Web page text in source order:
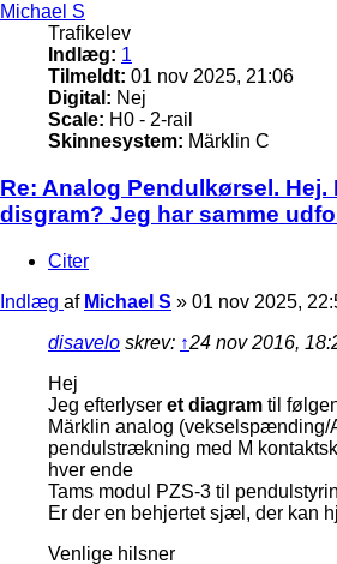
Michael S
Trafikelev
Indlæg: 1
Tilmeldt: 01 nov 2025, 21:06
Digital: Nej
Scale: H0 - 2-rail
Skinnesystem: Märklin C
Re: Analog Pendulkørsel. Hej.
disgram? Jeg har samme
Citer
Indlæg af Michael S » 01 nov 2025,
disavelo skrev: ↑24 nov 2016,
Hej
Jeg efterlyser et diagram til
Märklin analog (vekselspænding/
pendulstrækning med M
hver ende
Tams modul PZS-3 til
Er der en behjertet sjæl, der kan
Venlige hilsner